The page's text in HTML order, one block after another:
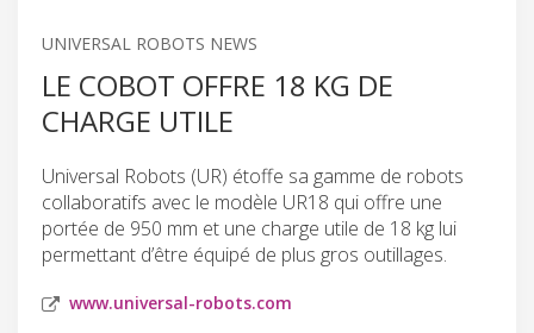
UNIVERSAL ROBOTS NEWS
LE COBOT OFFRE 18 KG DE
CHARGE UTILE
Universal Robots (UR) étoffe sa gamme de robots
collaboratifs avec le modèle UR18 qui offre une
portée de 950 mm et une charge utile de 18 kg lui
permettant d’être équipé de plus gros outillages.
www.universal-robots.com